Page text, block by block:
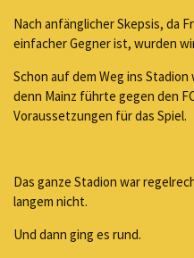
Nach anfänglicher Skepsis, da
einfacher Gegner ist, wurden
Schon auf dem Weg ins
denn Mainz führte gegen den
Voraussetzungen für das Spiel.
Das ganze Stadion war
langem nicht.
Und dann ging es rund.